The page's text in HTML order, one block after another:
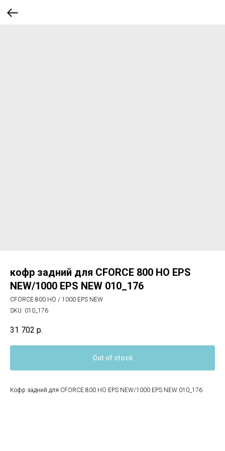
кофр задний для CFORCE 800 HO EPS
NEW/1000 EPS NEW 010_176
CFORCE 800 HO / 1000 EPS NEW
SKU: 010_176
31 702 р.
Out of stock
Кофр задний для CFORCE 800 HO EPS NEW/1000 EPS NEW 010_176